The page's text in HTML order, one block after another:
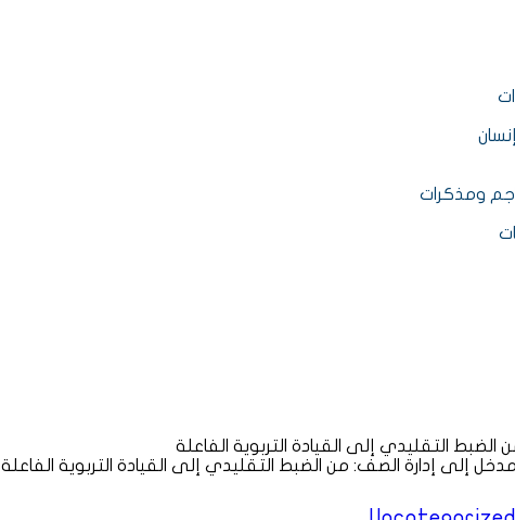
ومذكرات
الضبط التقليدي إلى القيادة التربوية الفاعلة
إلى إدارة الصف: من الضبط التقليدي إلى القيادة التربوية الفاعلة